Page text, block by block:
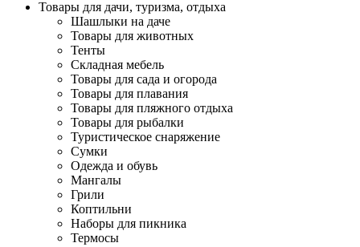
Товары для дачи, туризма, отдыха
Шашлыки на даче
Товары для животных
Тенты
Складная мебель
Товары для сада и огорода
Товары для плавания
Товары для пляжного отдыха
Товары для рыбалки
Туристическое снаряжение
Сумки
Одежда и обувь
Мангалы
Грили
Коптильни
Наборы для пикника
Термосы